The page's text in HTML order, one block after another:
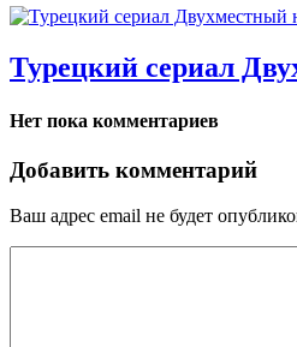
Турецкий сериал
Нет пока комментариев
Добавить комментарий
Ваш адрес email не будет